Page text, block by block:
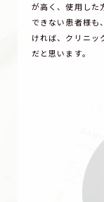
が高く、使用した
できない患者様も
ければ、クリニッ
だと思います。